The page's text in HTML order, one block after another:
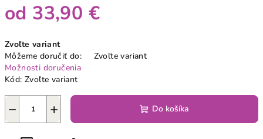
od 33,90 €
cena:
Zvoľte variant
Môžeme doručiť do:
Zvoľte variant
Možnosti doručenia
Kód: Zvoľte variant
+
− Do košíka